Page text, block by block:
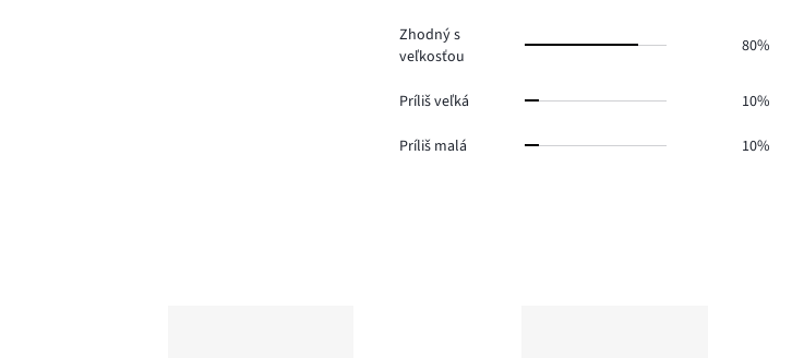
Zhodný s
veľkosťou
80%
Príliš veľká 10%
Príliš malá 10%